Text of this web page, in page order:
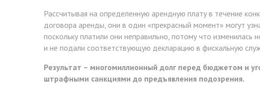
Рассчитывая на определенную арендную плату в течение
договора аренды, они в один «прекрасный момент» могут
поскольку платили они неправильно, потому что
и не подали соответствующую декларацию в фискальную
Результат – многомиллионный долг перед бюджетом и
штрафными санкциями до предъявления подозрения.